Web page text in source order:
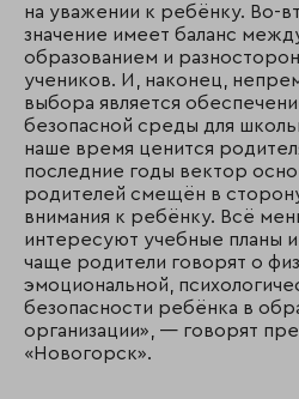
на уважении к ребёнку. Во-
значение имеет баланс
образованием и
учеников. И, наконец,
выбора является
безопасной среды для
наше время ценится
последние годы вектор
родителей смещён в
внимания к ребёнку. Всё
интересуют учебные планы
чаще родители говорят о
эмоциональной,
безопасности ребёнка в
организации», — говорят
«Новогорск».